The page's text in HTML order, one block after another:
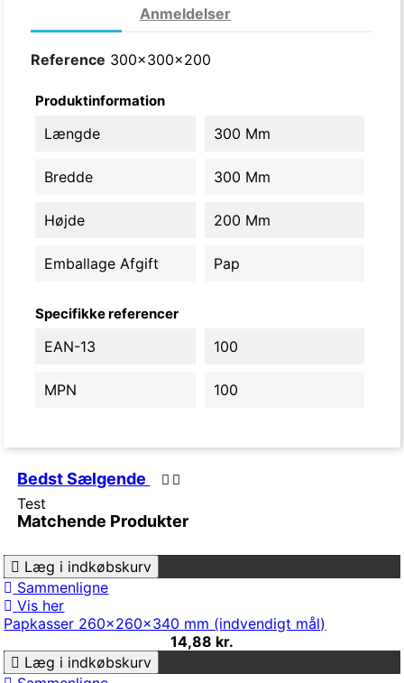
Anmeldelser
Reference 300x300x200
Produktinformation
Længde 300 Mm
Bredde 300 Mm
Højde 200 Mm
Emballage Afgift Pap
Specifikke referencer
EAN-13 100
MPN 100
Bedst Sælgende
Test
Matchende Produkter
Læg i indkøbskurv
Sammenligne
Vis her
Papkasser 260x260x340 mm (indvendigt mål)
14,88 kr.
Læg i indkøbskurv